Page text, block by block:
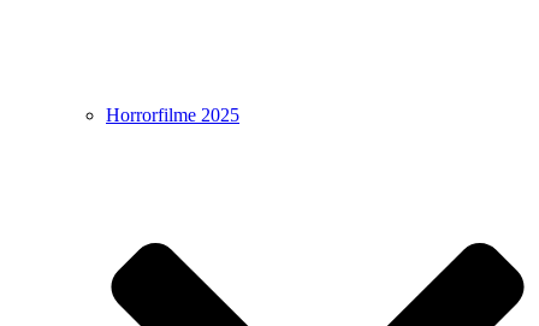
Horrorfilme 2025